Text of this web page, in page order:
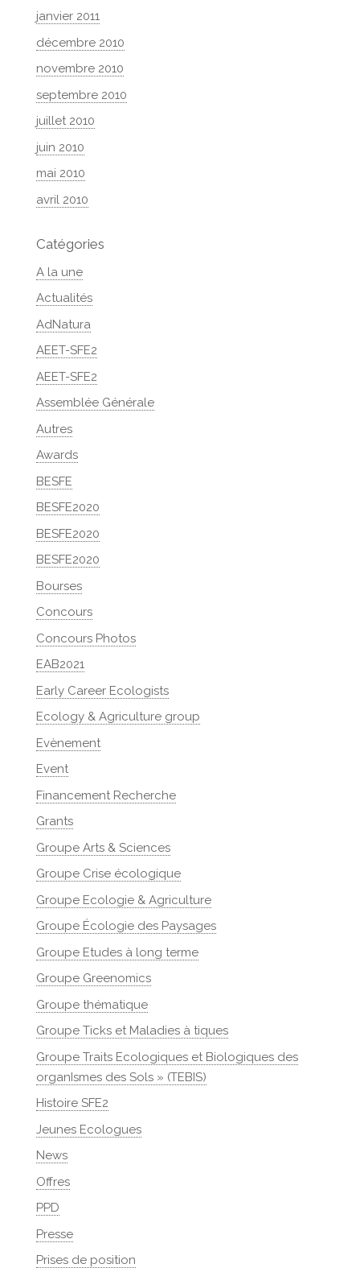
janvier 2011
décembre 2010
novembre 2010
septembre 2010
juillet 2010
juin 2010
mai 2010
avril 2010
Catégories
A la une
Actualités
AdNatura
AEET-SFE2
AEET-SFE2
Assemblée Générale
Autres
Awards
BESFE
BESFE2020
BESFE2020
BESFE2020
Bourses
Concours
Concours Photos
EAB2021
Early Career Ecologists
Ecology & Agriculture group
Evènement
Event
Financement Recherche
Grants
Groupe Arts & Sciences
Groupe Crise écologique
Groupe Ecologie & Agriculture
Groupe Écologie des Paysages
Groupe Etudes à long terme
Groupe Greenomics
Groupe thématique
Groupe Ticks et Maladies à tiques
Groupe Traits Ecologiques et Biologiques des
organIsmes des Sols » (TEBIS)
Histoire SFE2
Jeunes Ecologues
News
Offres
PPD
Presse
Prises de position